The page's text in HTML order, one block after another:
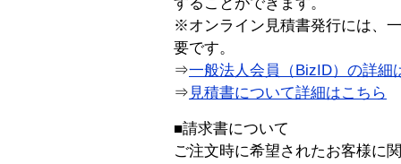
することができます。
※オンライン見積書発行には、
要です。
⇒一般法人会員（BizID）の詳細
⇒ 見積書について詳細はこちら
■請求書について
ご注文時に希望されたお客様に